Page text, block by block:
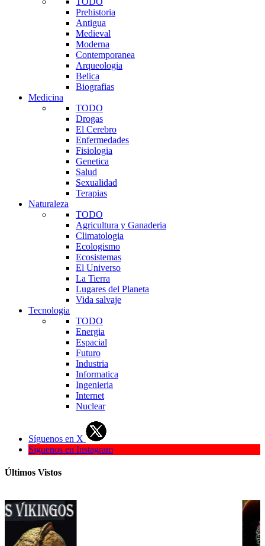
Prehistoria
Antigua
Medieval
Moderna
Contemporanea
Arqueologia
Belica
Biografias
Medicina
TODO
Drogas
El Cerebro
Enfermedades
Fisiologia
Genetica
Salud
Sexualidad
Terapias
Naturaleza
TODO
Agricultura y Ganaderia
Climatologia
Ecologismo
Ecosistemas
El Universo
La Tierra
Lugares del Planeta
Vida salvaje
Tecnologia
TODO
Energia
Espacial
Futuro
Industria
Informatica
Ingenieria
Internet
Nuclear
Síguenos en X
Síguenos en Instagram
Últimos Vistos